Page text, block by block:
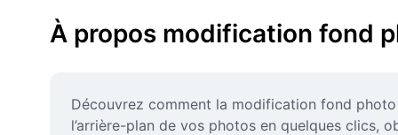
À propos modification fond
Découvrez comment la modification fond
l’arrière-plan de vos photos en quelques clics,